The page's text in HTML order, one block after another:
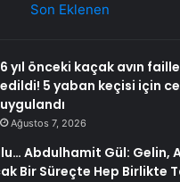
Son Eklenen
6 yıl önceki kaçak avın
edildi! 5 yaban keçisi için
uygulandı
Ağustos 7, 2026
Abdulhamit Gül: Gelin,
Bir Süreçte Hep Birlikte